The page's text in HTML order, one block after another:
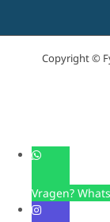
Copyright ©
Vragen?